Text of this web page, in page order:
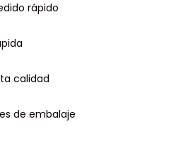
rápido
calidad
de embalaje